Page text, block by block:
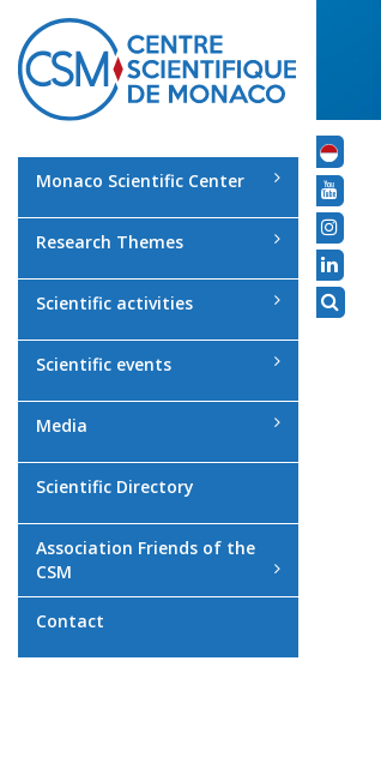
Monaco Scientific Center
Research Themes
Scientific activities
Scientific events
Media
Scientific Directory
Association Friends of the
CSM
Contact